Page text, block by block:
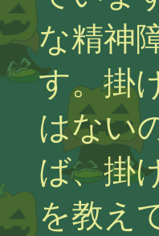
な精神
す。掛
はない
ば、掛
を教え